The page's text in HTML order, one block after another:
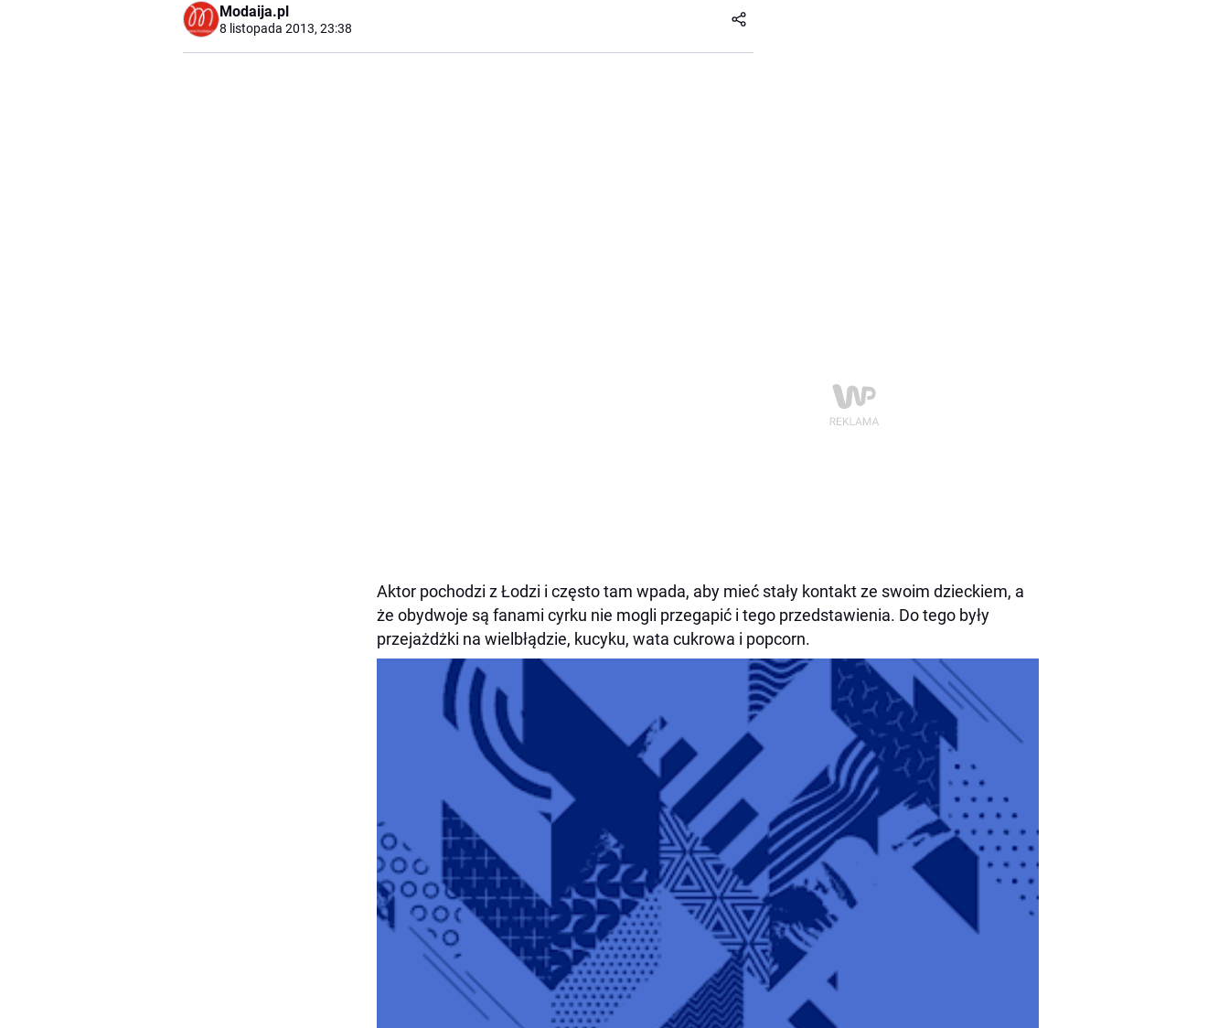
Modaija.pl
8 listopada 2013, 23:38
Aktor pochodzi z Łodzi i często tam wpada, aby mieć stały kontakt ze swoim dzieckiem, a
że obydwoje są fanami cyrku nie mogli przegapić i tego przedstawienia. Do tego były
przejażdżki na wielbłądzie, kucyku, wata cukrowa i popcorn.